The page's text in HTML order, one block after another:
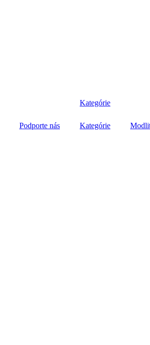
Kategórie
Podporte nás Kategórie